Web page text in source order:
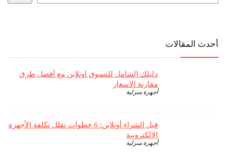
أحدث المقالات
دليلك الشامل للتسوق اونلاين مع أفضل طرق
مقارنة الاسعار
أجهزة منزلية
قبل الشراء أونلاين: 6 خطوات تقلل تكلفة الأجهزة
الإلكترونية
أجهزة منزلية